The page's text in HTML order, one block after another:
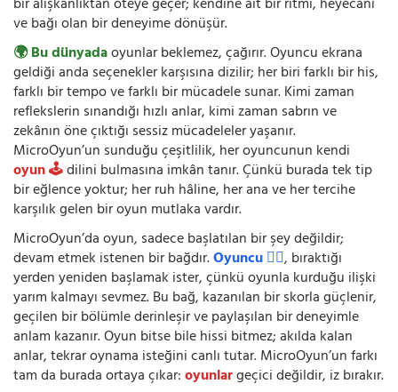
bir alışkanlıktan öteye geçer; kendine ait bir ritmi, heyecanı
ve bağı olan bir deneyime dönüşür.
🌍 Bu dünyadaoyunlar beklemez, çağırır. Oyuncu ekrana
geldiği anda seçenekler karşısına dizilir; her biri farklı bir his,
farklı bir tempo ve farklı bir mücadele sunar. Kimi zaman
reflekslerin sınandığı hızlı anlar, kimi zaman sabrın ve
zekânın öne çıktığı sessiz mücadeleler yaşanır.
MicroOyun’un sunduğu çeşitlilik, her oyuncunun kendi
oyun 🕹️dilini bulmasına imkân tanır. Çünkü burada tek tip
bir eğlence yoktur; her ruh hâline, her ana ve her tercihe
karşılık gelen bir oyun mutlaka vardır.
MicroOyun’da oyun, sadece başlatılan bir şey değildir;
devam etmek istenen bir bağdır.Oyuncu 🧍‍♂️, bıraktığı
yerden yeniden başlamak ister, çünkü oyunla kurduğu ilişki
yarım kalmayı sevmez. Bu bağ, kazanılan bir skorla güçlenir,
geçilen bir bölümle derinleşir ve paylaşılan bir deneyimle
anlam kazanır. Oyun bitse bile hissi bitmez; akılda kalan
anlar, tekrar oynama isteğini canlı tutar. MicroOyun’un farkı
tam da burada ortaya çıkar:oyunlargeçici değildir, iz bırakır.